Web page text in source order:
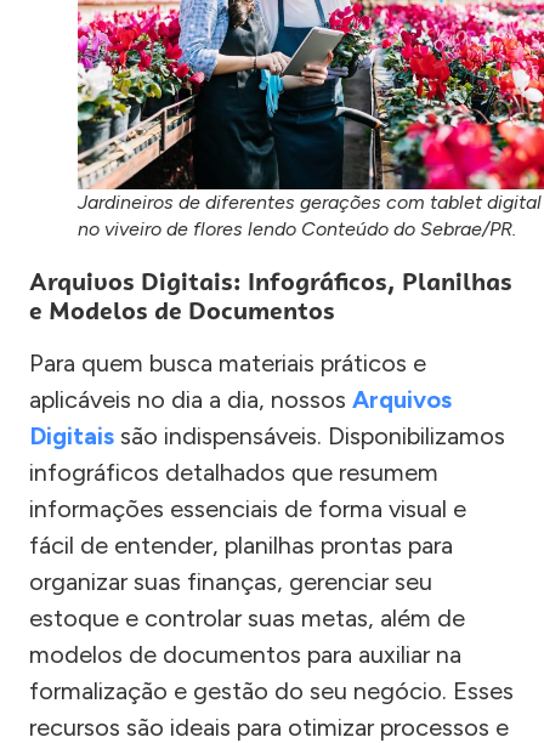
Jardineiros de diferentes gerações com tablet digital
no viveiro de flores lendo Conteúdo do Sebrae/PR.
Arquivos Digitais: Infográficos, Planilhas
e Modelos de Documentos
Para quem busca materiais práticos e
aplicáveis no dia a dia, nossos Arquivos
Digitais são indispensáveis. Disponibilizamos
infográficos detalhados que resumem
informações essenciais de forma visual e
fácil de entender, planilhas prontas para
organizar suas finanças, gerenciar seu
estoque e controlar suas metas, além de
modelos de documentos para auxiliar na
formalização e gestão do seu negócio. Esses
recursos são ideais para otimizar processos e